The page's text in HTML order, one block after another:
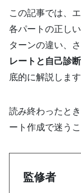
この記事では、
各パートの正し
ターンの違い、
レートと自己診
底的に解説します
読み終わったと
ート作成で迷う
監修者